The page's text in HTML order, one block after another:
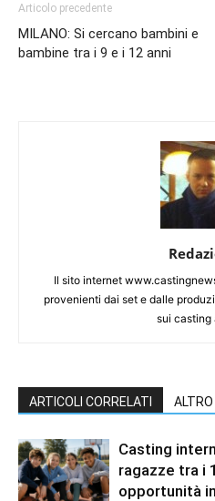
Articolo precedente
MILANO: Si cercano bambini e
bambine tra i 9 e i 12 anni
Il sito internet
provenienti dai set e dalle
sui
ARTICOLI CORRELATI
Casting
ragazze tra i
opportunità